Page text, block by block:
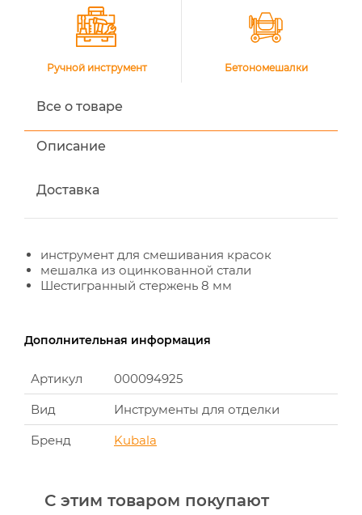
Ручной инструмент Бетономешалки
Все о товаре
Описание
Доставка
инструмент для смешивания красок
мешалка из оцинкованной стали
Шестигранный стержень 8 мм
Дополнительная информация
Артикул
000094925
Вид
Инструменты для отделки
Бренд
Kubala
С этим товаром покупают